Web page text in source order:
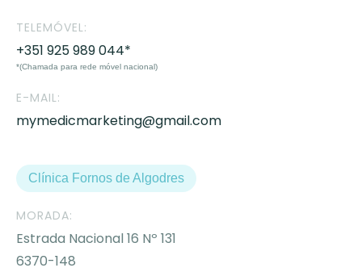
TELEMÓVEL:
+351 925 989 044*
*(Chamada para rede móvel nacional)
E-MAIL:
mymedicmarketing@gmail.com
Clínica Fornos de Algodres
MORADA:
Estrada Nacional 16 Nº 131
6370-148